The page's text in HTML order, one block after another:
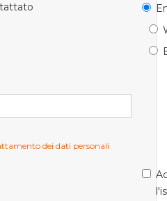
dei dati personali